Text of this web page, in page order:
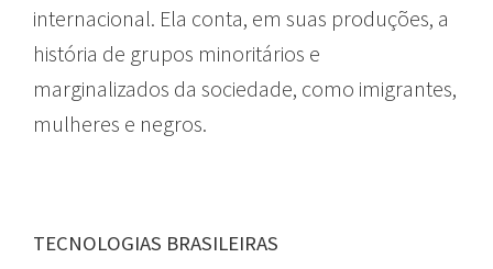
internacional. Ela conta, em suas produções, a
história de grupos minoritários e
marginalizados da sociedade, como imigrantes,
mulheres e negros.
TECNOLOGIAS BRASILEIRAS